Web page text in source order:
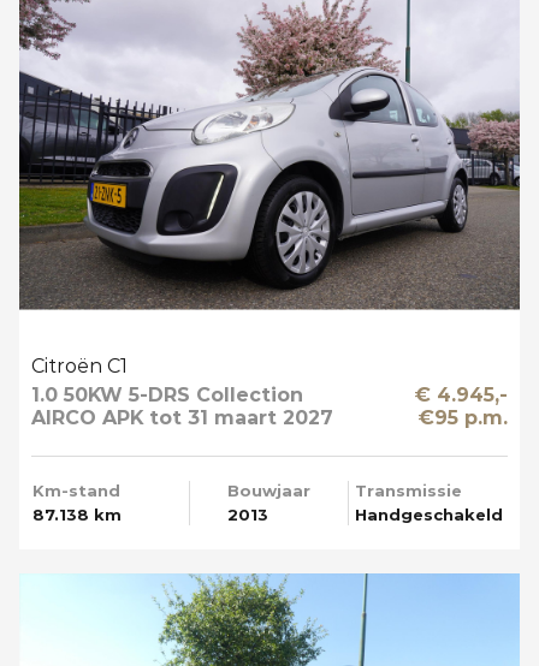
Citroën C1
1.0 50KW 5-DRS Collection
AIRCO APK tot 31 maart 2027
€ 4.945,-
€95 p.m.
Km-stand
87.138 km
Bouwjaar
2013
Transmissie
Handgeschakeld